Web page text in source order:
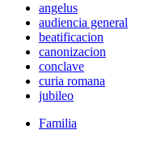
angelus
audiencia general
beatificacion
canonizacion
conclave
curia romana
jubileo
Familia